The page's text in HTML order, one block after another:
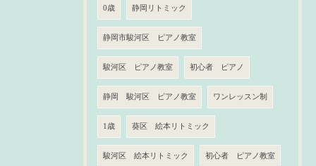
0歳 静岡リトミック
静岡市駿河区 ピアノ教室
駿河区 ピアノ教室 初心者 ピアノ
静岡 駿河区 ピアノ教室 ワンレッスン制
1歳 葵区 絵本リトミック
駿河区 絵本リトミック 初心者 ピアノ教室